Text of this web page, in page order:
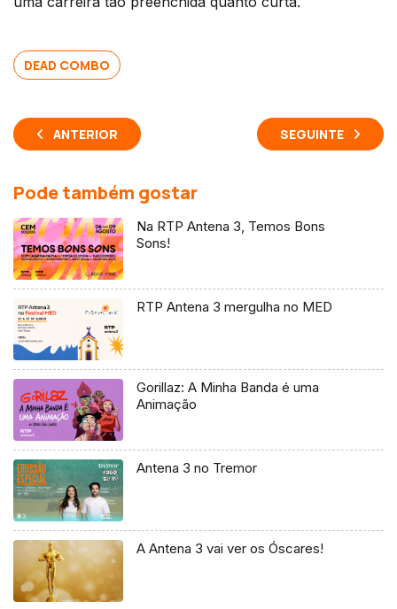
DEAD COMBO
ANTERIOR SEGUINTE
Pode também gostar
Na RTP Antena 3, Temos Bons
Sons!
RTP Antena 3 mergulha no MED
Gorillaz: A Minha Banda é uma
Animação
Antena 3 no Tremor
A Antena 3 vai ver os Óscares!